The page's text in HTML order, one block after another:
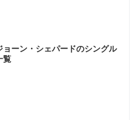
ョーン・シェパードのシングル
覧